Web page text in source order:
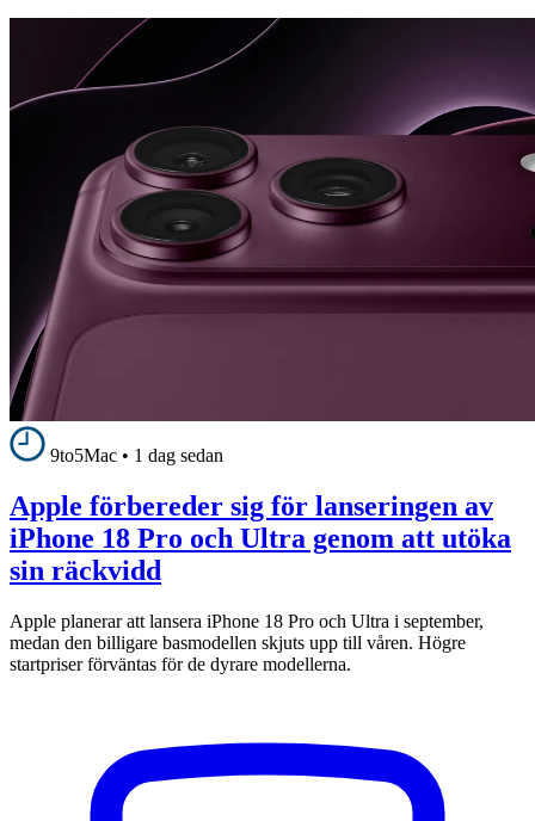
9to5Mac • 1 dag sedan
Apple förbereder sig för lanseringen av
iPhone 18 Pro och Ultra genom att utöka
sin räckvidd
Apple planerar att lansera iPhone 18 Pro och Ultra i september,
medan den billigare basmodellen skjuts upp till våren. Högre
startpriser förväntas för de dyrare modellerna.